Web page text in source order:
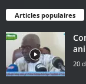
Articles populaires
20